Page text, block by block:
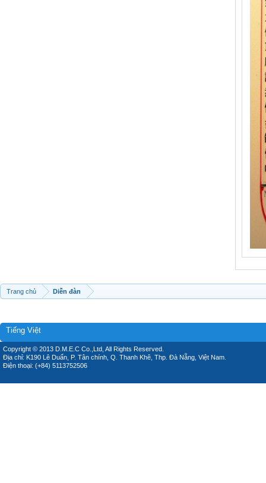
Trang chủ Diễn đàn
Tiếng Việt
Copyright © 2013 D.M.E.C Co.,Ltd, All Rights Reserved.
Địa chỉ: K190 Lê Duẩn, P. Tân chính, Q. Thanh Khê, Thp. Đà Nẵng, Việt Nam.
Điện thoại: (+84) 5113752506